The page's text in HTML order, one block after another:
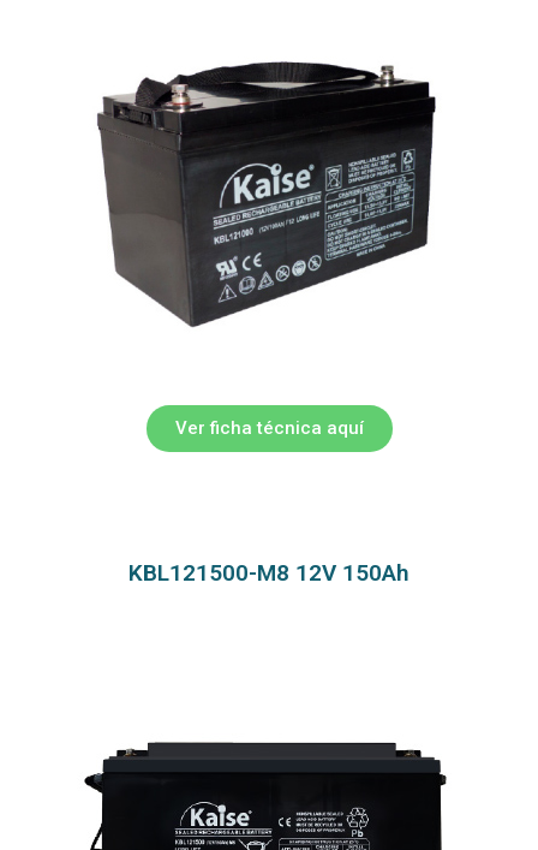
Ver ficha técnica aquí
KBL121500-M8 12V 150Ah